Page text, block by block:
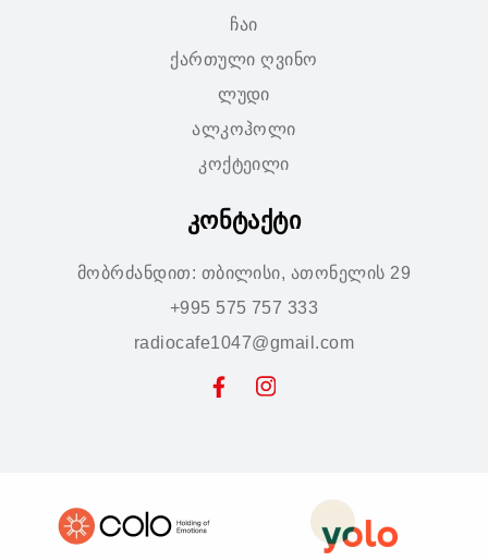
ჩაი
ქართული ღვინო
ლუდი
ალკოჰოლი
კოქტეილი
კონტაქტი
მობრძანდით: თბილისი, ათონელის 29
+995 575 757 333
radiocafe1047@gmail.com